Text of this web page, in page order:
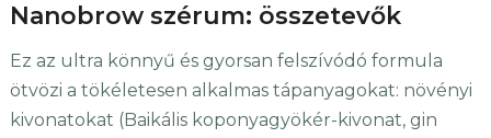
Nanobrow szérum: összetevők
Ez az ultra könnyű és gyorsan felszívódó formula
ötvözi a tökéletesen alkalmas tápanyagokat: növényi
kivonatokat (Baikális koponyagyökér-kivonat, gin